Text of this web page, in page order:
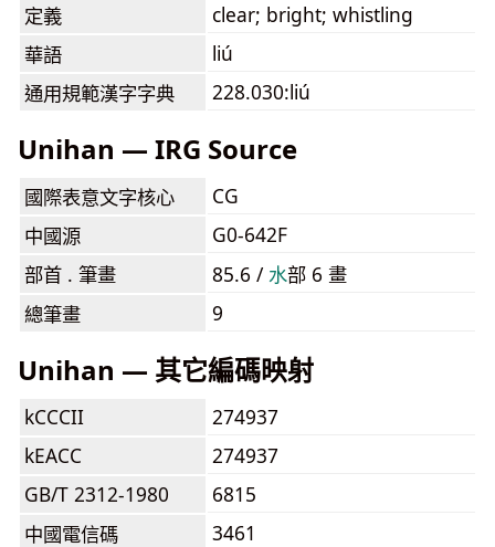
定義
clear; bright; whistling
華語
liú
通用規範漢字字典
228.030:liú
Unihan — IRG Source
國際表意文字核心
CG
中國源
G0-642F
部首 . 筆畫
85.6 /⽔部 6 畫
總筆畫
9
Unihan — 其它編碼映射
kCCCII
274937
kEACC
274937
GB/T 2312-1980
6815
中國電信碼
3461